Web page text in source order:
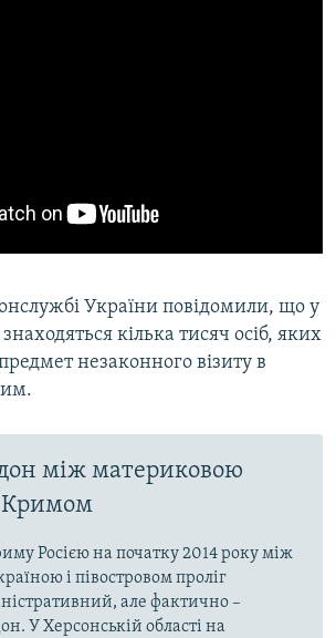
України повідомили, що у
кілька тисяч осіб, яких
незаконного візиту в
між материковою
Кримом
Росією на початку 2014 року між
і півостровом проліг
але фактично –
У Херсонській області на